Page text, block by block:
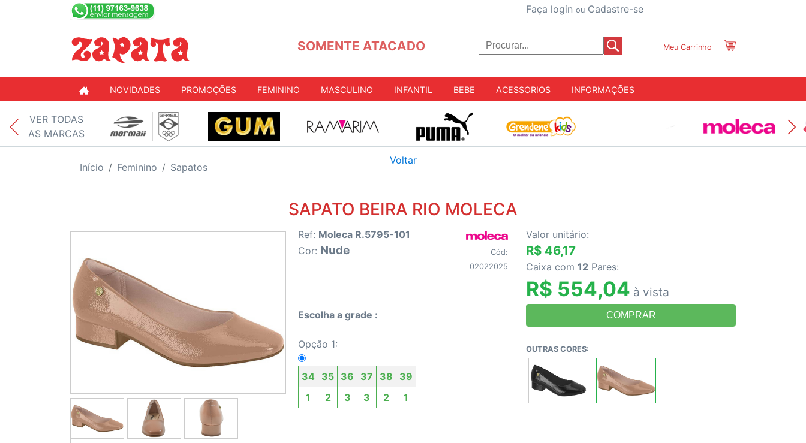
Faça login ou Cadastre-se
SOMENTE ATACADO Meu Carrinho
NOVIDADES PROMOÇÕES FEMININO MASCULINO INFANTIL BEBE ACESSORIOS INFORMAÇÕES
VER TODAS
AS MARCAS
Início Feminino Sapatos
Voltar
SAPATO BEIRA RIO MOLECA
Ref: Moleca R.5795-101
Cor: Nude
Cód:
02022025
Escolha a grade :
Opção 1:
34 35 36 37 38
39
1
2 3 3 2 1
Valor unitário:
R$ 46,17
Caixa com 12 Pares:
R$ 554,04 à vista
OUTRAS CORES: